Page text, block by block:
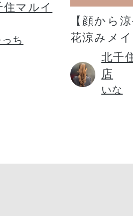
ギフト
質問
住マルイ
ち
【顔から
花涼みメ
北千
店
いな